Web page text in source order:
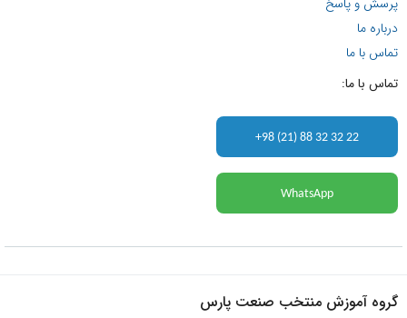
درباره ما
تماس با ما
تماس با ما:
+98 (21) 88 32 32 22
WhatsApp
گروه آموزش منتخب صنعت پارس